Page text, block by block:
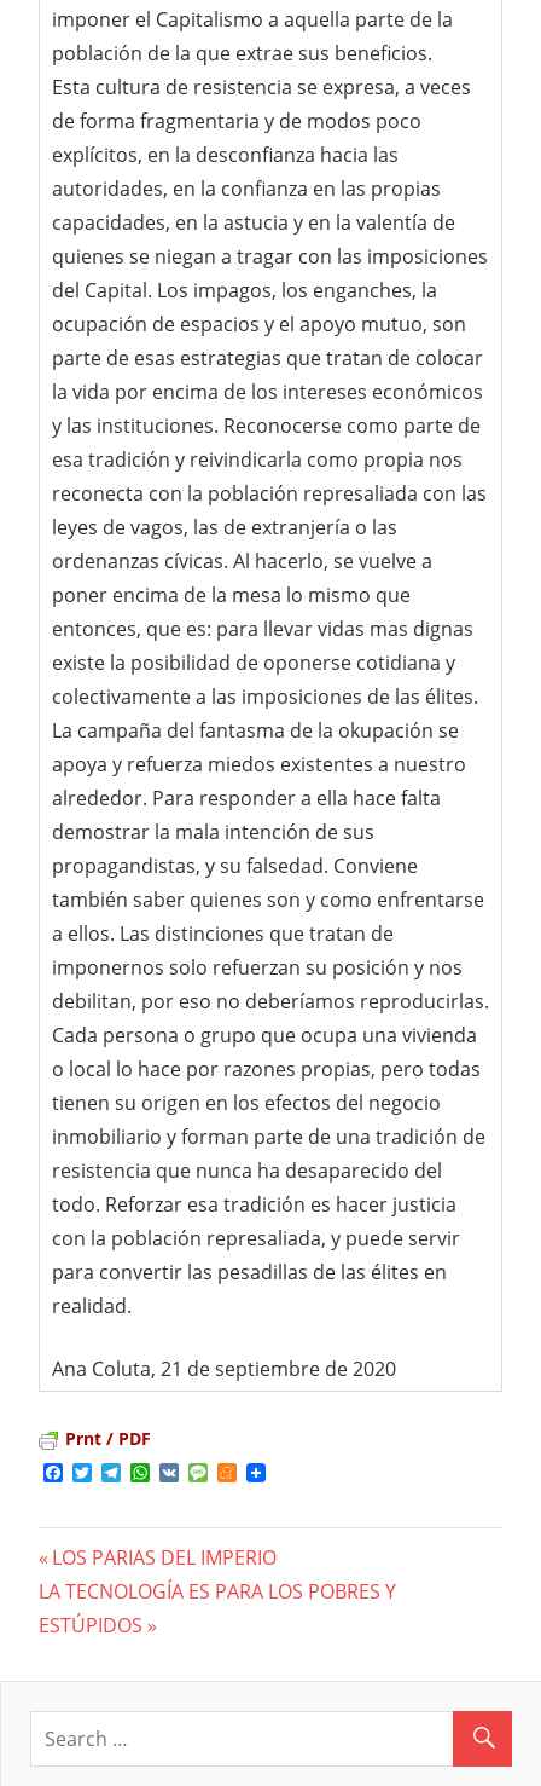
imponer el Capitalismo a aquella parte de la
población de la que extrae sus beneficios.
Esta cultura de resistencia se expresa, a veces
de forma fragmentaria y de modos poco
explícitos, en la desconfianza hacia las
autoridades, en la confianza en las propias
capacidades, en la astucia y en la valentía de
quienes se niegan a tragar con las imposiciones
del Capital. Los impagos, los enganches, la
ocupación de espacios y el apoyo mutuo, son
parte de esas estrategias que tratan de colocar
la vida por encima de los intereses económicos
y las instituciones. Reconocerse como parte de
esa tradición y reivindicarla como propia nos
reconecta con la población represaliada con las
leyes de vagos, las de extranjería o las
ordenanzas cívicas. Al hacerlo, se vuelve a
poner encima de la mesa lo mismo que
entonces, que es: para llevar vidas mas dignas
existe la posibilidad de oponerse cotidiana y
colectivamente a las imposiciones de las élites.
La campaña del fantasma de la okupación se
apoya y refuerza miedos existentes a nuestro
alrededor. Para responder a ella hace falta
demostrar la mala intención de sus
propagandistas, y su falsedad. Conviene
también saber quienes son y como enfrentarse
a ellos. Las distinciones que tratan de
imponernos solo refuerzan su posición y nos
debilitan, por eso no deberíamos reproducirlas.
Cada persona o grupo que ocupa una vivienda
o local lo hace por razones propias, pero todas
tienen su origen en los efectos del negocio
inmobiliario y forman parte de una tradición de
resistencia que nunca ha desaparecido del
todo. Reforzar esa tradición es hacer justicia
con la población represaliada, y puede servir
para convertir las pesadillas de las élites en
realidad.
Ana Coluta, 21 de septiembre de 2020
Prnt / PDF
Facebook
TwitterTelegram
WhatsApp
VK MessageMeneame
Navegación
de
entradas
Previous
Post:
LOS PARIAS DEL IMPERIO
Next
Post:
LA TECNOLOGÍA ES PARA LOS POBRES Y
ESTÚPIDOS